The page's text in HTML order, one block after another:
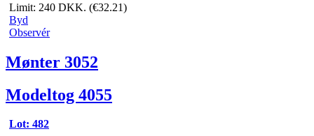
Limit: 240 DKK. (€32.21)
Byd
Observér
Mønter 3052
Modeltog 4055
Lot: 482